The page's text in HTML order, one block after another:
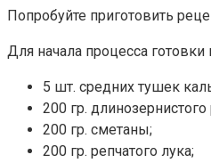
Попробуйте приготовить
Для начала процесса
5 шт. средних тушек
200 гр. длинозернистого
200 гр. сметаны;
200 гр. репчатого лука;